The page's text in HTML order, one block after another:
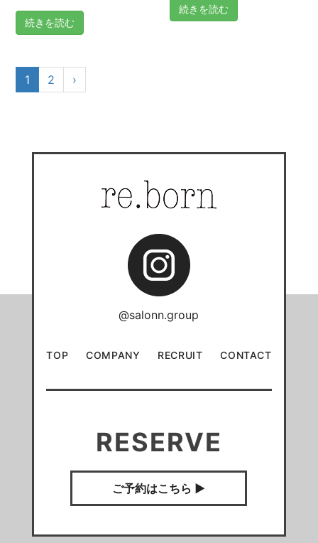
続きを読む
続きを読む
1 2 ›
@salonn.group
TOP COMPANY RECRUIT CONTACT
RESERVE
ご予約はこちら ▶︎